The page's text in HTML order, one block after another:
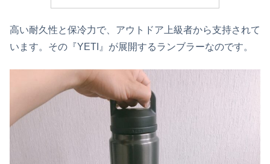
高い耐久性と保冷力で、アウトドア上級者から支持されて
います。その『YETI』が展開するランブラーなのです。